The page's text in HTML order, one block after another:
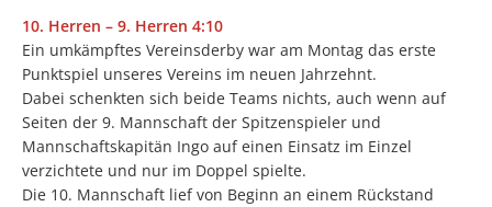
10. Herren – 9. Herren 4:10
Ein umkämpftes Vereinsderby war am Montag das erste
Punktspiel unseres Vereins im neuen Jahrzehnt.
Dabei schenkten sich beide Teams nichts, auch wenn auf
Seiten der 9. Mannschaft der Spitzenspieler und
Mannschaftskapitän Ingo auf einen Einsatz im Einzel
verzichtete und nur im Doppel spielte.
Die 10. Mannschaft lief von Beginn an einem Rückstand